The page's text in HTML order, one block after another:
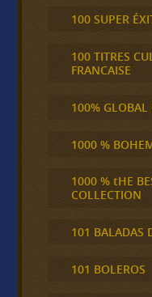
100 SUPER
100 TITRES
FRANCAISE
100% GLOBAL
1000 %
1000 % tHE
COLLECTION
101 BALADAS
101 BOLEROS